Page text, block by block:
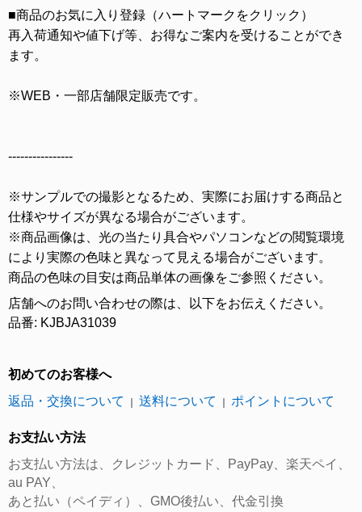
■商品のお気に入り登録（ハートマークをクリック）
再入荷通知や値下げ等、お得なご案内を受けることができ
ます。
※WEB・一部店舗限定販売です。
----------------
※サンプルでの撮影となるため、実際にお届けする商品と
仕様やサイズが異なる場合がございます。
※商品画像は、光の当たり具合やパソコンなどの閲覧環境
により実際の色味と異なって見える場合がございます。
商品の色味の目安は商品単体の画像をご参照ください。
店舗へのお問い合わせの際は、以下をお伝えください。
品番: KJBJA31039
初めてのお客様へ
返品・交換について
送料について ポイントについて
お支払い方法
お支払い方法は、クレジットカード、PayPay、楽天ペイ、
au PAY、
あと払い（ペイディ）、GMO後払い、代金引換